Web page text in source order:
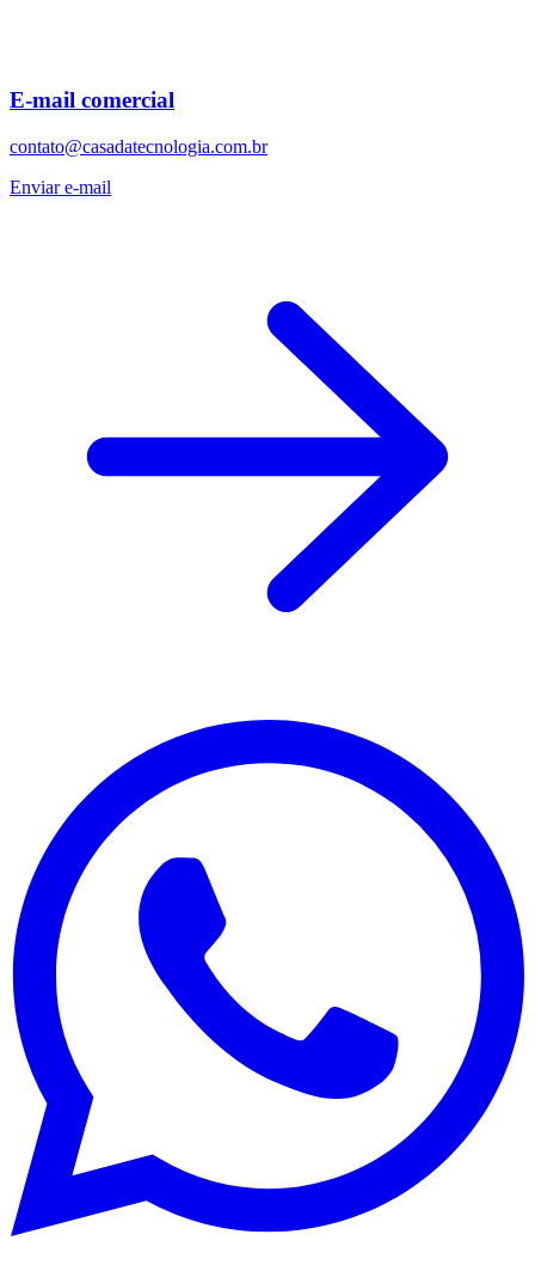
E-mail comercial
contato@casadatecnologia.com.br
Enviar e-mail